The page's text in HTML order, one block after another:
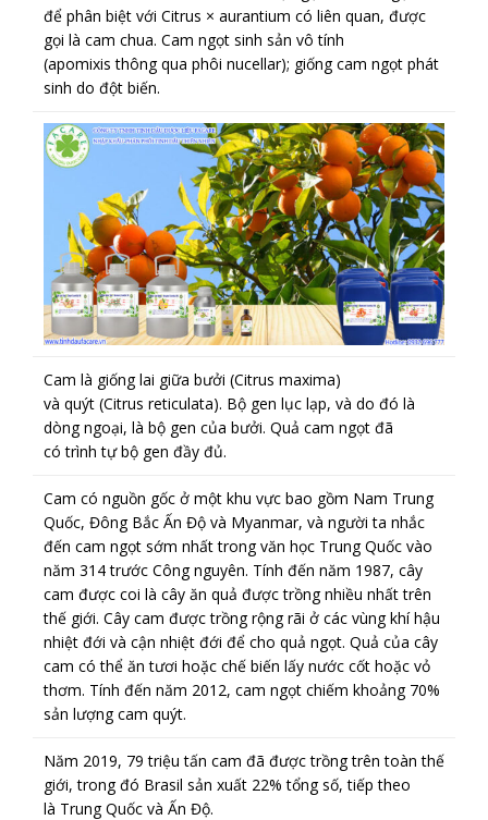
để phân biệt với Citrus × aurantium có liên quan, được
gọi là cam chua. Cam ngọt sinh sản vô tính
(apomixis thông qua phôi nucellar); giống cam ngọt phát
sinh do đột biến.
Cam là giống lai giữa bưởi (Citrus maxima)
và quýt (Citrus reticulata). Bộ gen lục lạp, và do đó là
dòng ngoại, là bộ gen của bưởi. Quả cam ngọt đã
có trình tự bộ gen đầy đủ.
Cam có nguồn gốc ở một khu vực bao gồm Nam Trung
Quốc, Đông Bắc Ấn Độ và Myanmar, và người ta nhắc
đến cam ngọt sớm nhất trong văn học Trung Quốc vào
năm 314 trước Công nguyên. Tính đến năm 1987, cây
cam được coi là cây ăn quả được trồng nhiều nhất trên
thế giới. Cây cam được trồng rộng rãi ở các vùng khí hậu
nhiệt đới và cận nhiệt đới để cho quả ngọt. Quả của cây
cam có thể ăn tươi hoặc chế biến lấy nước cốt hoặc vỏ
thơm. Tính đến năm 2012, cam ngọt chiếm khoảng 70%
sản lượng cam quýt.
Năm 2019, 79 triệu tấn cam đã được trồng trên toàn thế
giới, trong đó Brasil sản xuất 22% tổng số, tiếp theo
là Trung Quốc và Ấn Độ.